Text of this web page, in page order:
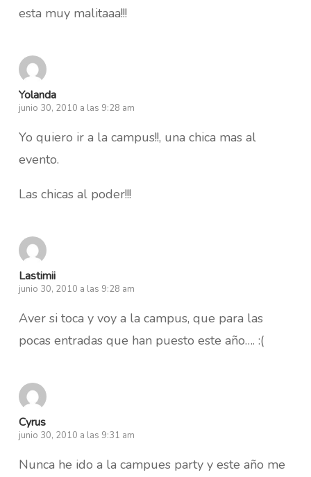
esta muy malitaaa!!!
Yolanda
junio 30, 2010 a las 9:28 am
Yo quiero ir a la campus!!, una chica mas al
evento.
Las chicas al poder!!!
Lastimii
junio 30, 2010 a las 9:28 am
Aver si toca y voy a la campus, que para las
pocas entradas que han puesto este año…. :(
Cyrus
junio 30, 2010 a las 9:31 am
Nunca he ido a la campues party y este año me